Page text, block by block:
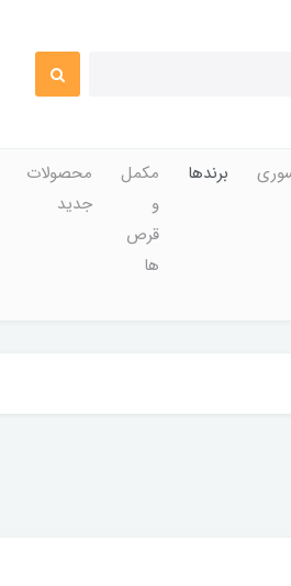
برندها
مکمل
و
قرص
ها
محصولات
جدید